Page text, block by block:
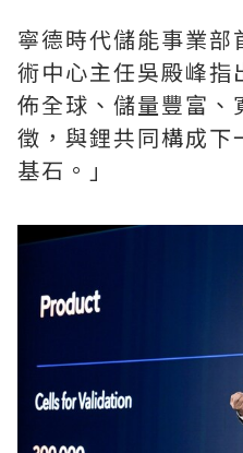
寧德時代儲能事業部
術中心主任吳殿峰指
佈全球、儲量豐富、
徵，與鋰共同構成下
基石。」